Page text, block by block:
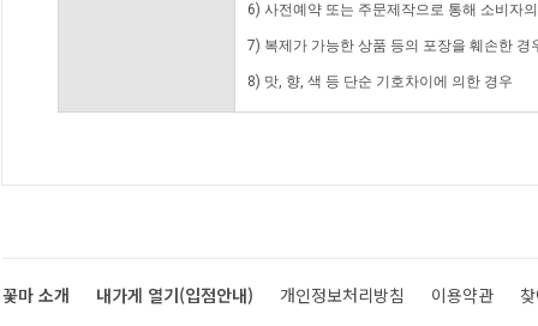
6) 사전예약 또는 주문제작으로 통해 소비자
7) 복제가 가능한 상품 등의 포장을 훼손한 경
8) 맛, 향, 색 등 단순 기호차이에 의한 경우
꽃마 소개 내가게 열기(입점안내) 개인정보처리방침 이용약관